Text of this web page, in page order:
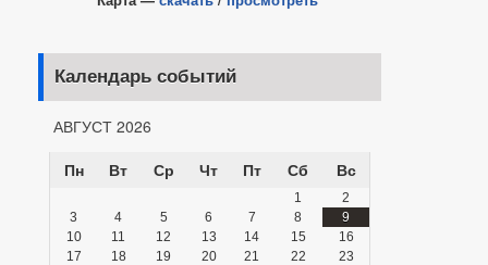
Календарь событий
АВГУСТ 2026
Пн
Вт Ср Чт Пт Сб Вс
1
2
3
4 5 6 7 8
9
10
11 12 13 14 15
16
17
18 19 20 21 22
23